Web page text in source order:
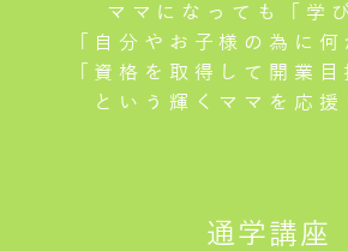
ママになっても「学
「自分やお子様の為に何
「資格を取得して開業目
という輝くママを応援
通学講座